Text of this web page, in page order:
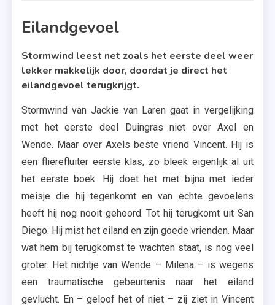
Eilandgevoel
Stormwind leest net zoals het eerste deel weer
lekker makkelijk door, doordat je direct het
eilandgevoel terugkrijgt.
Stormwind van Jackie van Laren gaat in vergelijking
met het eerste deel Duingras niet over Axel en
Wende. Maar over Axels beste vriend Vincent. Hij is
een flierefluiter eerste klas, zo bleek eigenlijk al uit
het eerste boek. Hij doet het met bijna met ieder
meisje die hij tegenkomt en van echte gevoelens
heeft hij nog nooit gehoord. Tot hij terugkomt uit San
Diego. Hij mist het eiland en zijn goede vrienden. Maar
wat hem bij terugkomst te wachten staat, is nog veel
groter. Het nichtje van Wende – Milena – is wegens
een traumatische gebeurtenis naar het eiland
gevlucht. En – geloof het of niet – zij ziet in Vincent